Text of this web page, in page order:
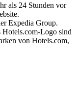
als 24 Stunden vor
Expedia Group.
Hotels.com-Logo sind
von Hotels.com,